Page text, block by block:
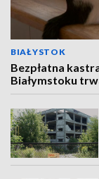
BIAŁYSTOK
Bezpłatna
Białymstoku